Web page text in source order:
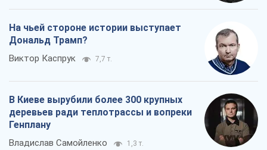
На чьей стороне истории выступает
Дональд Трамп?
Виктор Каспрук 7,7 т.
В Киеве вырубили более 300 крупных
деревьев ради теплотрассы и вопреки
Генплану
Владислав Самойленко 1,3 т.